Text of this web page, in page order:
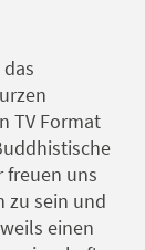
TV Format
freuen uns
zu sein und
einen